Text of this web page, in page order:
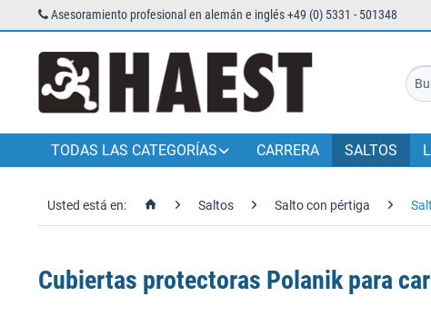
Asesoramiento profesional en alemán e inglés +49 (0) 5331 - 501348
TODAS LAS CATEGORÍAS CARRERA SALTOS
Usted está en: Saltos Salto con pértiga
Cubiertas protectoras Polanik para